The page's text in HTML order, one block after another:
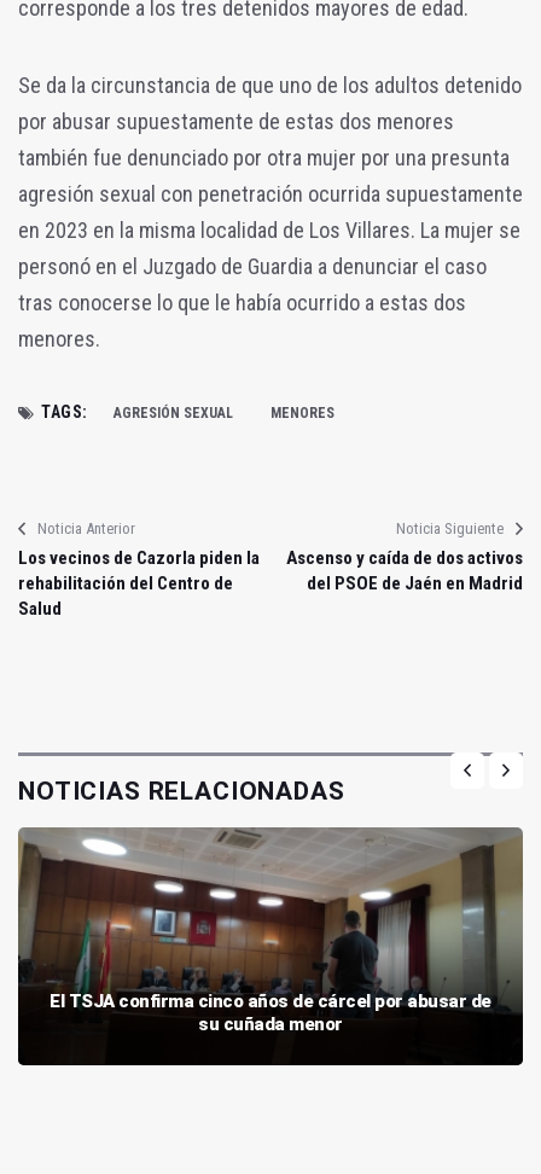
corresponde a los tres detenidos mayores de edad.
Se da la circunstancia de que uno de los adultos detenido
por abusar supuestamente de estas dos menores
también fue denunciado por otra mujer por una presunta
agresión sexual con penetración ocurrida supuestamente
en 2023 en la misma localidad de Los Villares. La mujer se
personó en el Juzgado de Guardia a denunciar el caso
tras conocerse lo que le había ocurrido a estas dos
menores.
TAGS: AGRESIÓN SEXUAL MENORES
Noticia Anterior
Los vecinos de Cazorla piden la
rehabilitación del Centro de
Salud
Noticia Siguiente
Ascenso y caída de dos activos
del PSOE de Jaén en Madrid
NOTICIAS RELACIONADAS
El TSJA confirma cinco años de cárcel por abusar de
su cuñada menor